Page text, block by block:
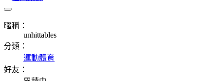
暱稱：
unhittables
分類：
運動體育
好友：